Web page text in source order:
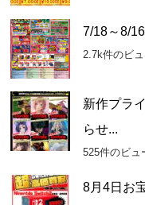
7/18～8/
2.7k件のビ
新作プラ
らせ...
525件のビュ
8月4日お